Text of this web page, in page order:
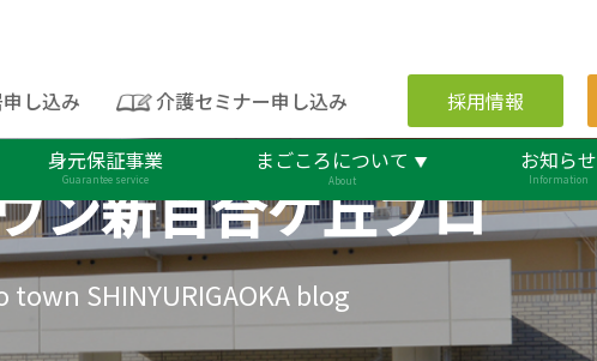
し込み 介護セミナー申し込み 採用情報
身元保証事業
Guarantee service
まごころについて
About
お知らせ
Information
ン新百合ケ丘ブロ
town SHINYURIGAOKA blog